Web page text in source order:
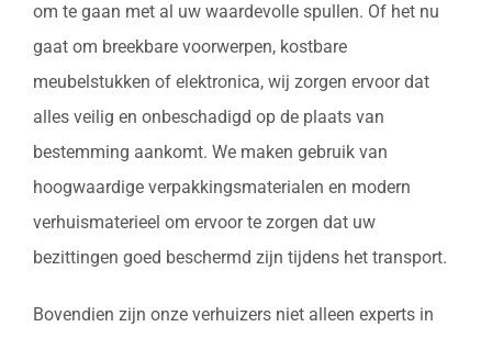
om te gaan met al uw waardevolle spullen. Of het nu
gaat om breekbare voorwerpen, kostbare
meubelstukken of elektronica, wij zorgen ervoor dat
alles veilig en onbeschadigd op de plaats van
bestemming aankomt. We maken gebruik van
hoogwaardige verpakkingsmaterialen en modern
verhuismaterieel om ervoor te zorgen dat uw
bezittingen goed beschermd zijn tijdens het transport.
Bovendien zijn onze verhuizers niet alleen experts in